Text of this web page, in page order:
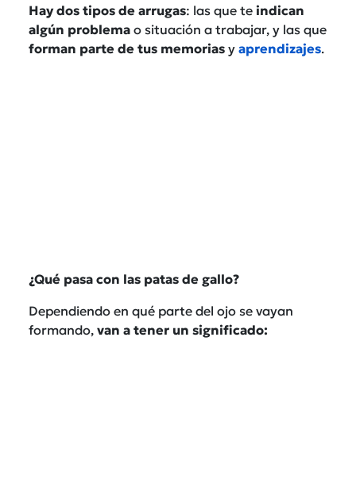
Hay dos tipos de arrugas: las que te indican
algún problema o situación a trabajar, y las que
forman parte de tus memorias y aprendizajes.
¿Qué pasa con las patas de gallo?
Dependiendo en qué parte del ojo se vayan
formando, van a tener un significado: